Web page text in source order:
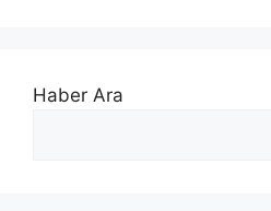
Haber Ara